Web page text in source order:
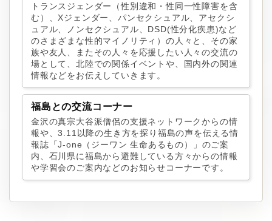
トランスジェンダー（性別違和・性同一性障害を含
む）、Xジェンダー、パンセクシュアル、アセクシ
ュアル、ノンセクシュアル、DSD(性分化疾患)など
のさまざまな性的マイノリティ）の人々と、その家
族や友人、またその人々を応援したい人々の交流の
場として、北陸での関係イベントや、国内外の関連
情報などをお伝えしていきます。
福島との交流コーナー
金沢の真宗大谷派僧侶の支援ネットワークからの情
報や、3.11以降の生き方を探り福島の声を伝える情
報誌「J-one（ジーワン 生命あるもの）」のご案
内、石川県に福島から避難している方々からの情報
や学習会のご案内などのお知らせコーナーです。